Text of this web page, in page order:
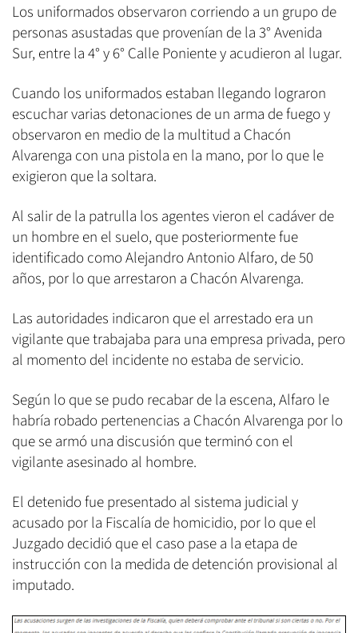
Los uniformados observaron corriendo a un grupo de
personas asustadas que provenían de la 3° Avenida
Sur, entre la 4° y 6° Calle Poniente y acudieron al lugar.
Cuando los uniformados estaban llegando lograron
escuchar varias detonaciones de un arma de fuego y
observaron en medio de la multitud a Chacón
Alvarenga con una pistola en la mano, por lo que le
exigieron que la soltara.
Al salir de la patrulla los agentes vieron el cadáver de
un hombre en el suelo, que posteriormente fue
identificado como Alejandro Antonio Alfaro, de 50
años, por lo que arrestaron a Chacón Alvarenga.
Las autoridades indicaron que el arrestado era un
vigilante que trabajaba para una empresa privada, pero
al momento del incidente no estaba de servicio.
Según lo que se pudo recabar de la escena, Alfaro le
habría robado pertenencias a Chacón Alvarenga por lo
que se armó una discusión que terminó con el
vigilante asesinado al hombre.
El detenido fue presentado al sistema judicial y
acusado por la Fiscalía de homicidio, por lo que el
Juzgado decidió que el caso pase a la etapa de
instrucción con la medida de detención provisional al
imputado.